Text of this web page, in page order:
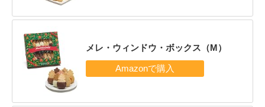
メレ・ウィンドウ・ボックス（M）